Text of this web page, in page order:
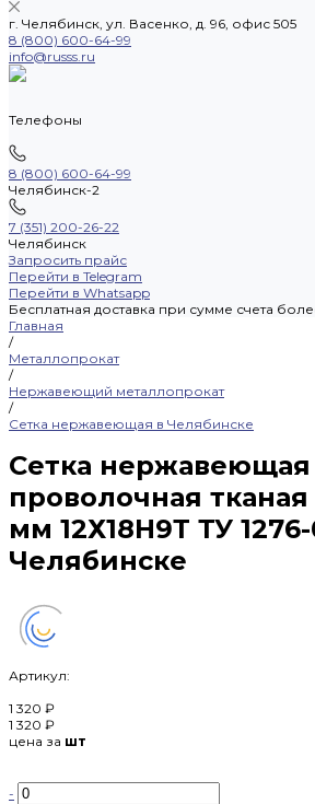
г. Челябинск, ул. Васенко, д. 96, офис 505
8 (800) 600-64-99
info@russs.ru
Телефоны
8 (800) 600-64-99
Челябинск-2
7 (351) 200-26-22
Челябинск
Запросить прайс
Перейти в Telegram
Перейти в Whatsapp
Бесплатная доставка при сумме счета
Главная
/
Металлопрокат
/
Нержавеющий металлопрокат
/
Сетка нержавеющая в Челябинске
Сетка нержавеющая
проволочная тканая
мм 12Х18Н9Т ТУ
Челябинске
Артикул:
1 320 ₽
1 320 ₽
цена за шт
-